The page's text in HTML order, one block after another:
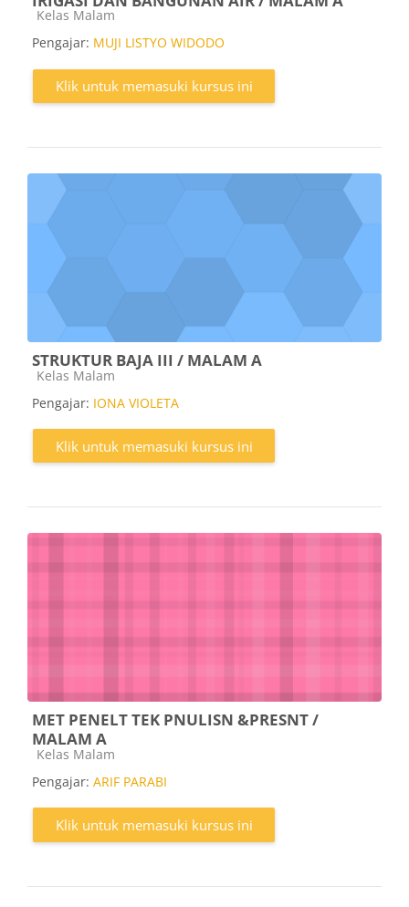
Kategori kursus
Kelas Malam
Pengajar: MUJI LISTYO WIDODO
Klik untuk memasuki kursus ini
STRUKTUR BAJA III / MALAM A
Kategori kursus
Kelas Malam
Pengajar: IONA VIOLETA
Klik untuk memasuki kursus ini
MET PENELT TEK PNULISN &PRESNT /
MALAM A
Kategori kursus
Kelas Malam
Pengajar: ARIF PARABI
Klik untuk memasuki kursus ini